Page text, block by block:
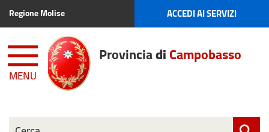
Regione Molise ACCEDI AI SERVIZI
MENU
ProvinciadiCampobasso